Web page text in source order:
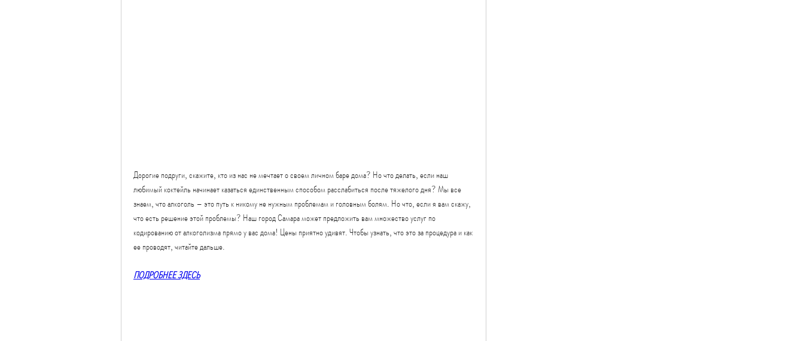
Дорогие подруги, скажите, кто из нас не мечтает о своем личном баре дома? Но что делать, если наш
любимый коктейль начинает казаться единственным способом расслабиться после тяжелого дня? Мы все
знаем, что алкоголь – это путь к никому не нужным проблемам и головным болям. Но что, если я вам скажу,
что есть решение этой проблемы? Наш город Самара может предложить вам множество услуг по
кодированию от алкоголизма прямо у вас дома! Цены приятно удивят. Чтобы узнать, что это за процедура и как
ее проводят, читайте дальше.
ПОДРОБНЕЕ ЗДЕСЬ